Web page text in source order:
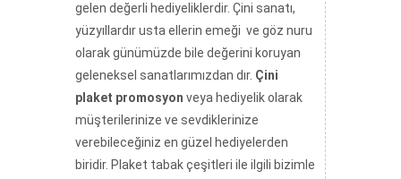
gelen değerli hediyeliklerdir. Çini sanatı,
yüzyıllardır usta ellerin emeği ve göz nuru
olarak günümüzde bile değerini koruyan
geleneksel sanatlarımızdan dır. Çini
plaket promosyon veya hediyelik olarak
müşterilerinize ve sevdiklerinize
verebileceğiniz en güzel hediyelerden
biridir. Plaket tabak çeşitleri ile ilgili bizimle